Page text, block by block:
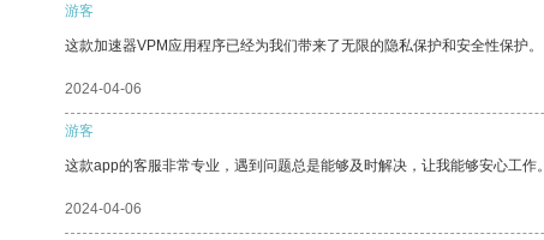
游客
这款加速器VPM应用程序已经为我们带来了无限的隐私保护和安全性保护。
2024-04-06
游客
这款app的客服非常专业，遇到问题总是能够及时解决，让我能够安心工作。
2024-04-06